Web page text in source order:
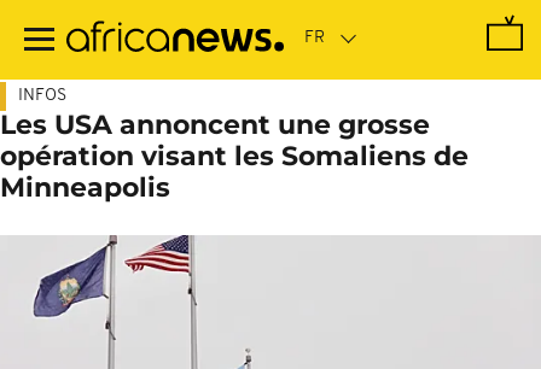
contenu
INFOS
Les USA annoncent une grosse
opération visant les Somaliens de
Minneapolis